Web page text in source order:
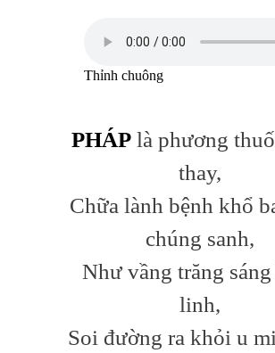
Thỉnh chuông
PHÁPlà phương
thay,
Chữa lành bệnh khổ
chúng sanh,
Như vầng trăng
linh,
Soi đường ra khỏi u